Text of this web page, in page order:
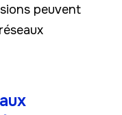
peuvent